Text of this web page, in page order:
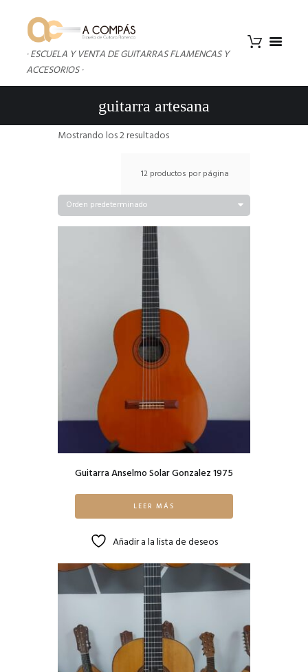
· ESCUELA Y VENTA DE GUITARRAS FLAMENCAS Y
ACCESORIOS ·
guitarra artesana
Mostrando los 2 resultados
Guitarra Anselmo Solar Gonzalez 1975
LEER MÁS
Añadir a la lista de deseos